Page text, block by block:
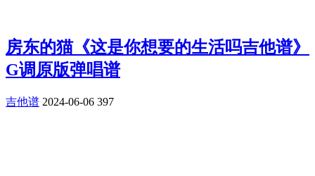
房东的猫《这是你想要的生活吗吉他谱》
G调原版弹唱谱
吉他谱 2024-06-06 397